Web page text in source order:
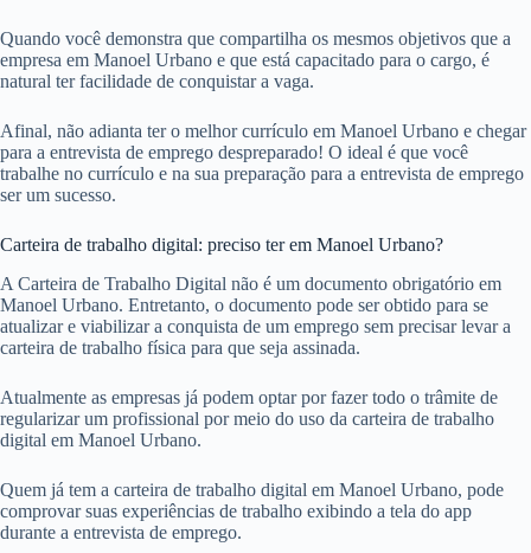
Quando você demonstra que compartilha os mesmos objetivos que a
empresa em Manoel Urbano e que está capacitado para o cargo, é
natural ter facilidade de conquistar a vaga.
Afinal, não adianta ter o melhor currículo em Manoel Urbano e chegar
para a entrevista de emprego despreparado! O ideal é que você
trabalhe no currículo e na sua preparação para a entrevista de emprego
ser um sucesso.
Carteira de trabalho digital: preciso ter em Manoel Urbano?
A Carteira de Trabalho Digital não é um documento obrigatório em
Manoel Urbano. Entretanto, o documento pode ser obtido para se
atualizar e viabilizar a conquista de um emprego sem precisar levar a
carteira de trabalho física para que seja assinada.
Atualmente as empresas já podem optar por fazer todo o trâmite de
regularizar um profissional por meio do uso da carteira de trabalho
digital em Manoel Urbano.
Quem já tem a carteira de trabalho digital em Manoel Urbano, pode
comprovar suas experiências de trabalho exibindo a tela do app
durante a entrevista de emprego.